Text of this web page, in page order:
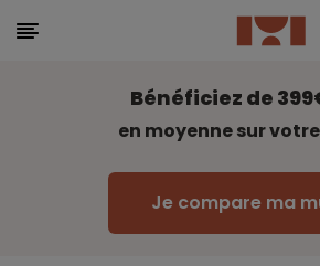
Bénéficiez de
en moyenne sur
Je compare ma